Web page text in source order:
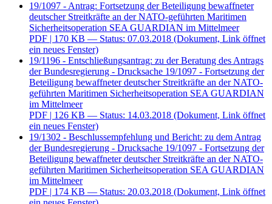
19/1097 - Antrag: Fortsetzung der Beteiligung bewaffneter
deutscher Streitkräfte an der NATO-geführten Maritimen
Sicherheitsoperation SEA GUARDIAN im Mittelmeer
PDF | 170 KB — Status: 07.03.2018 (Dokument, Link öffnet
ein neues Fenster)
19/1196 - Entschließungsantrag: zu der Beratung des Antrags
der Bundesregierung - Drucksache 19/1097 - Fortsetzung der
Beteiligung bewaffneter deutscher Streitkräfte an der NATO-
geführten Maritimen Sicherheitsoperation SEA GUARDIAN
im Mittelmeer
PDF | 126 KB — Status: 14.03.2018 (Dokument, Link öffnet
ein neues Fenster)
19/1302 - Beschlussempfehlung und Bericht: zu dem Antrag
der Bundesregierung - Drucksache 19/1097 - Fortsetzung der
Beteiligung bewaffneter deutscher Streitkräfte an der NATO-
geführten Maritimen Sicherheitsoperation SEA GUARDIAN
im Mittelmeer
PDF | 174 KB — Status: 20.03.2018 (Dokument, Link öffnet